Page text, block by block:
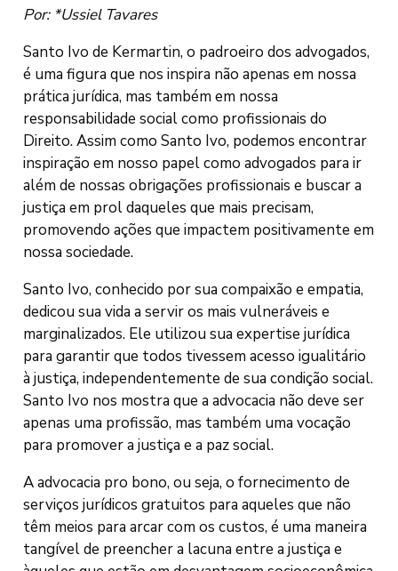
Por: *Ussiel Tavares
Santo Ivo de Kermartin, o padroeiro dos advogados,
é uma figura que nos inspira não apenas em nossa
prática jurídica, mas também em nossa
responsabilidade social como profissionais do
Direito. Assim como Santo Ivo, podemos encontrar
inspiração em nosso papel como advogados para ir
além de nossas obrigações profissionais e buscar a
justiça em prol daqueles que mais precisam,
promovendo ações que impactem positivamente em
nossa sociedade.
Santo Ivo, conhecido por sua compaixão e empatia,
dedicou sua vida a servir os mais vulneráveis e
marginalizados. Ele utilizou sua expertise jurídica
para garantir que todos tivessem acesso igualitário
à justiça, independentemente de sua condição social.
Santo Ivo nos mostra que a advocacia não deve ser
apenas uma profissão, mas também uma vocação
para promover a justiça e a paz social.
A advocacia pro bono, ou seja, o fornecimento de
serviços jurídicos gratuitos para aqueles que não
têm meios para arcar com os custos, é uma maneira
tangível de preencher a lacuna entre a justiça e